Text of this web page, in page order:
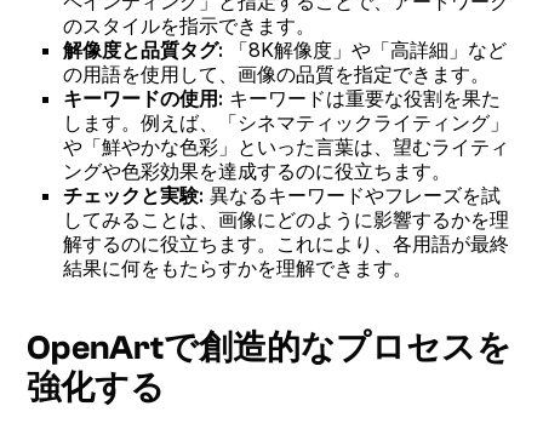
のスタイルを指示できます。
解像度と品質タグ: 「8K解像度」や「高詳細」など
の用語を使用して、画像の品質を指定できます。
キーワードの使用: キーワードは重要な役割を果た
します。例えば、「シネマティックライティング」
や「鮮やかな色彩」といった言葉は、望むライティ
ングや色彩効果を達成するのに役立ちます。
チェックと実験: 異なるキーワードやフレーズを試
してみることは、画像にどのように影響するかを理
解するのに役立ちます。これにより、各用語が最終
結果に何をもたらすかを理解できます。
OpenArtで創造的なプロセスを
強化する